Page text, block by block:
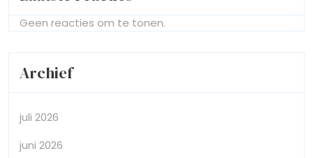
Geen reacties om te tonen.
Archief
juli 2026
juni 2026